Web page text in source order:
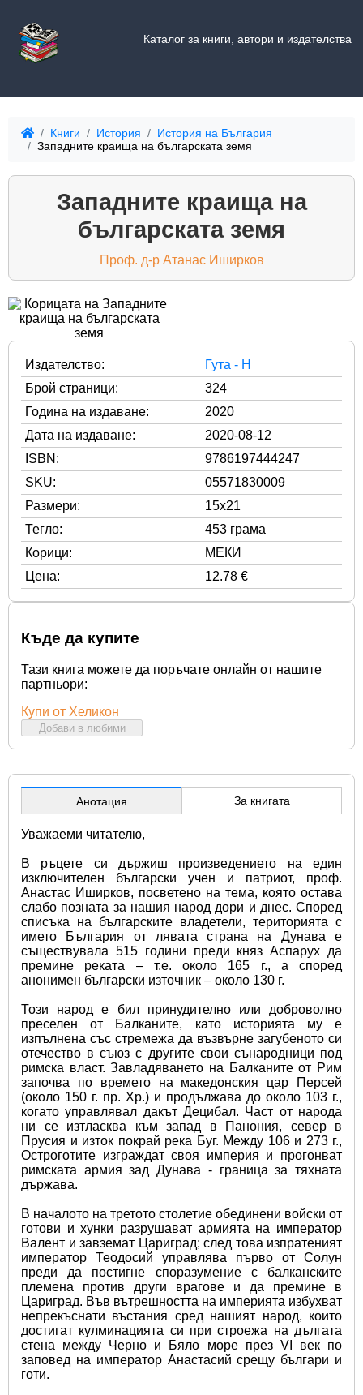
Каталог за книги, автори и издателства
Книги История
История на България
Западните краища на българската земя
Западните краища на
българската земя
Проф. д-р Атанас Иширков
Издателство:
Гута - Н
Брой страници:
324
Година на издаване:
2020
Дата на издаване:
2020-08-12
ISBN:
9786197444247
SKU:
05571830009
Размери:
15x21
Тегло:
453 грама
Корици:
МЕКИ
Цена:
12.78 €
Къде да купите
Тази книга можете да поръчате онлайн от нашите
партньори:
Купи от Хеликон
Добави в любими
Анотация За книгата
Уважаеми читателю,
В ръцете си държиш произведението на един
изключителен български учен и патриот, проф.
Анастас Иширков, посветено на тема, която остава
слабо позната за нашия народ дори и днес. Според
списъка на българските владетели, територията с
името България от лявата страна на Дунава е
съществувала 515 години преди княз Аспарух да
премине реката – т.е. около 165 г., а според
анонимен български източник – около 130 г.
Този народ е бил принудително или доброволно
преселен от Балканите, като историята му е
изпълнена със стремежа да възвърне загубеното си
отечество в съюз с другите свои сънародници под
римска власт. Завладяването на Балканите от Рим
започва по времето на македонския цар Персей
(около 150 г. пр. Хр.) и продължава до около 103 г.,
когато управлявал дакът Децибал. Част от народа
ни се изтласква към запад в Панония, север в
Прусия и изток покрай река Буг. Между 106 и 273 г.,
Остроготите изграждат своя империя и прогонват
римската армия зад Дунава - граница за тяхната
държава.
В началото на третото столетие обединени войски от
готови и хунки разрушават армията на император
Валент и завземат Цариград; след това изпратеният
император Теодосий управлява първо от Солун
преди да постигне споразумение с балканските
племена против други врагове и да премине в
Цариград. Във вътрешността на империята избухват
непрекъснати въстания сред нашият народ, които
достигат кулминацията си при строежа на дългата
стена между Черно и Бяло море през VI век по
заповед на император Анастасий срещу българи и
готи.